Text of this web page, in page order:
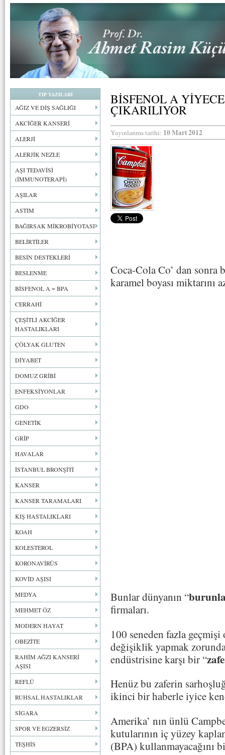
TIP YAZILARI
AĞIZ VE DİŞ SAĞLIĞI
AKCİĞER KANSERİ
ALERJİ
ALERJİK NEZLE
AŞI TEDAVİSİ
(İMMUNOTERAPİ)
AŞILAR
ASTIM
BAĞIRSAK MİKROBİYOTASI
BELİRTİLER
BESİN DESTEKLERİ
BESLENME
BİSFENOL A = BPA
CERRAHİ
ÇEŞİTLİ AKCİĞER
HASTALIKLARI
ÇÖLYAK GLUTEN
DİYABET
DOMUZ GRİBİ
ENFEKSİYONLAR
GDO
GENETİK
GRİP
HAVALAR
İSTANBUL BRONŞİTİ
KANSER
KANSER TARAMALARI
KIŞ HASTALIKLARI
KOAH
KOLESTEROL
KORONAVİRÜS
KOVİD AŞISI
MEDYA
MEHMET ÖZ
MODERN HAYAT
OBEZİTE
RAHİM AĞZI KANSERİ
AŞISI
REFLÜ
RUHSAL HASTALIKLAR
SİGARA
SPOR VE EGZERSİZ
TEŞHİS
BİSFENOL A
ÇIKARILIYOR
Yayınlanma tarihi: 10 Mart 2012
Coca-Cola Co’ dan sonra
karamel boyası miktarını
Bunlar dünyanın “
firmaları.
100 seneden fazla
değişiklik yapmak
endüstrisine karşı bir “
Henüz bu zaferin
ikinci bir haberle iyice
Amerika’ nın ünlü
kutularının iç yüzey
(BPA) kullanmayacağını